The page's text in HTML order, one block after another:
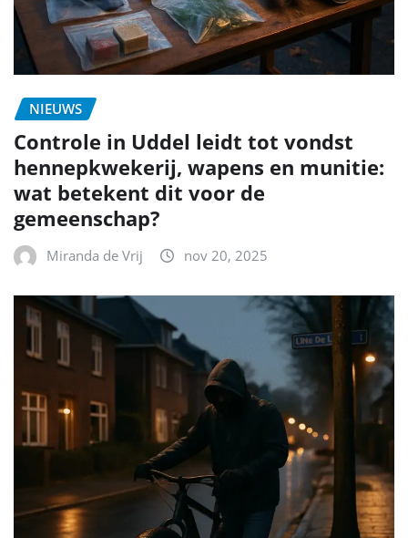
NIEUWS
Controle in Uddel leidt tot vondst
hennepkwekerij, wapens en munitie:
wat betekent dit voor de
gemeenschap?
Miranda de Vrij nov 20, 2025